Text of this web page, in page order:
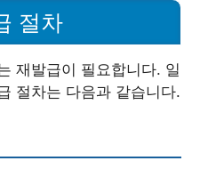
절차
재발급이 필요합니다. 일
절차는 다음과 같습니다.